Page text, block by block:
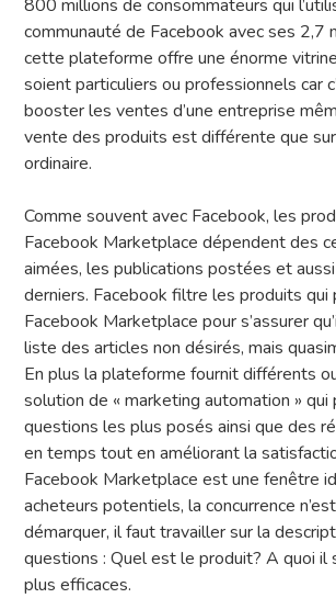
800 millions de consommateurs qui
communauté de Facebook avec ses 2,7
cette plateforme offre une énorme
soient particuliers ou professionnels car
booster les ventes d’une entreprise
vente des produits est différente que
ordinaire.
Comme souvent avec Facebook, les
Facebook Marketplace dépendent des
aimées, les publications postées et
derniers. Facebook filtre les produits
Facebook Marketplace pour s’assurer
liste des articles non désirés, mais
En plus la plateforme fournit différents
solution de « marketing automation »
questions les plus posés ainsi que des
en temps tout en améliorant la
Facebook Marketplace est une fenêtre
acheteurs potentiels, la concurrence
démarquer, il faut travailler sur la
questions : Quel est le produit? A quoi il
plus efficaces.